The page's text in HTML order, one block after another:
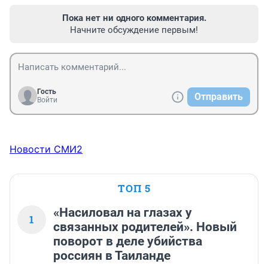
Пока нет ни одного комментария.
Начните обсуждение первым!
Гость
Войти
Отправить
Новости СМИ2
ТОП 5
1
«Насиловал на глазах у
связанных родителей». Новый
поворот в деле убийства
россиян в Таиланде